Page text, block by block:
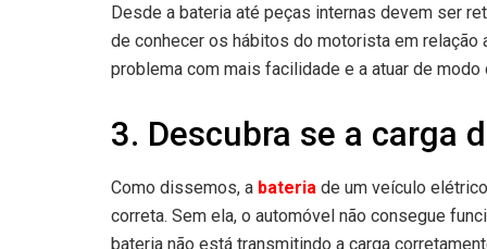
Desde a bateria até peças internas devem ser
de conhecer os hábitos do motorista em
problema com mais facilidade e a atuar de
3. Descubra se a carga
Como dissemos, a bateria de um veículo
correta. Sem ela, o automóvel não consegue
bateria não está transmitindo a carga